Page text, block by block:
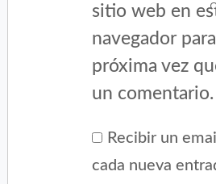
sitio web en
navegador
próxima vez
un comentario.
Recibir un
cada nueva